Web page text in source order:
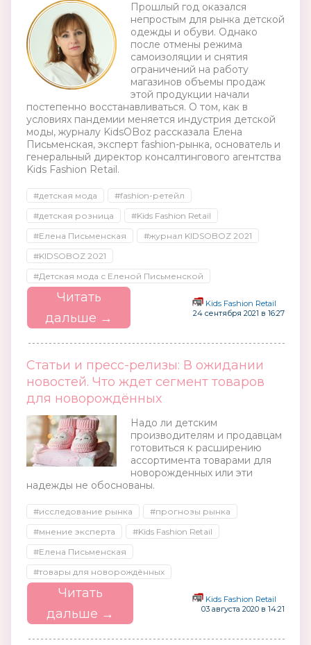
Прошлый год оказался
непростым для рынка детской
одежды и обуви. Однако
после отмены режима
самоизоляции и снятия
ограничений на работу
магазинов объемы продаж
этой продукции начали
постепенно восстанавливаться. О том, как в
условиях пандемии меняется индустрия детской
моды, журналу KidsOBoz рассказала Елена
Письменская, эксперт fashion-рынка, основатель и
генеральный директор консалтингового агентства
Kids Fashion Retail.
#детская мода
#fashion-ретейл
#детская розница
#Kids Fashion Retail
#Елена Письменская
#журнал KIDSOBOZ 2021
#KIDSOBOZ 2021
#Детская мода с Еленой Письменской
Читать
дальше →
Kids Fashion Retail
24 сентября 2021 в 16:27
Статьи и пресс-релизы: В ожидании
новостей. Что ждет сегмент товаров
для новорождённых
Надо ли детским
производителям и продавцам
готовиться к расширению
ассортимента товарами для
новорожденных или эти
надежды не обоснованы.
#исследование рынка
#прогнозы рынка
#мнение эксперта
#Kids Fashion Retail
#Елена Письменская
#товары для новорождённых
Читать
дальше →
Kids Fashion Retail
03 августа 2020 в 14:21